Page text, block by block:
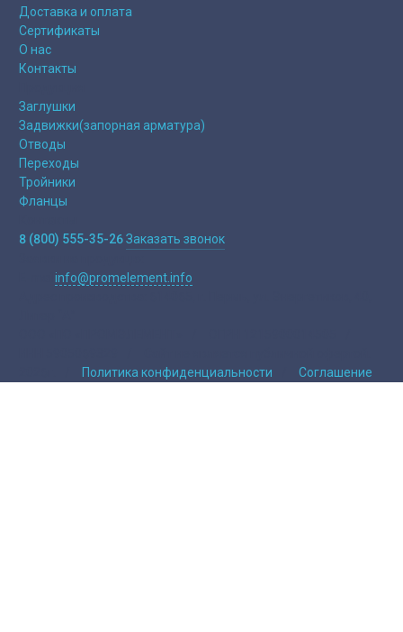
Доставка и оплата
Сертификаты
О нас
Контакты
Заглушки
Задвижки(запорная арматура)
Отводы
Переходы
Тройники
Фланцы
8 (800) 555-35-26Заказать звонок
info@promelement.info
Политика конфиденциальности Соглашение